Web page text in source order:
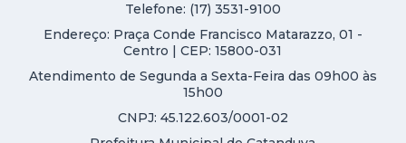
Telefone: (17) 3531-9100
Endereço: Praça Conde Francisco Matarazzo, 01 -
Centro | CEP: 15800-031
Atendimento de Segunda a Sexta-Feira das 09h00 às
15h00
CNPJ: 45.122.603/0001-02